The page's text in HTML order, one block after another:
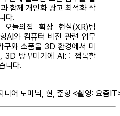
함께 개인화 광고 최적화 작
다.
오늘의집 확장 현실(XR)팀
AI와 컴퓨터 비전 관련 업무
구와 소품을 3D 환경에서 미
3D 방꾸미기에 AI를 접목할
니다.
니어 도미닉, 현, 준형 <촬영: 요즘